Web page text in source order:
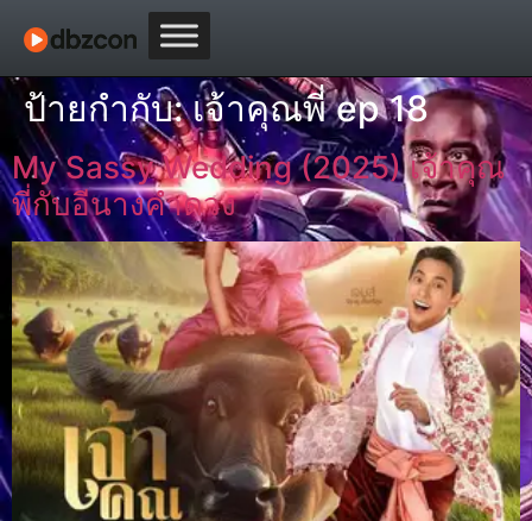
ป้ายกำกับ:เจ้าคุณพี่ ep 18
My Sassy Wedding (2025) เจ้าคุณ
พี่กับอีนางคําดวง